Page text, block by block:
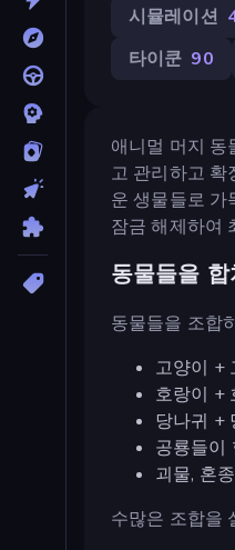
시뮬레이션
타이쿤 90
애니멀 머지 동
고 관리하고 확
운 생물들로 가
잠금 해제하여
동물들을
동물들을 조합
고양이 +
호랑이 +
당나귀 +
공룡들이
괴물, 혼
수많은 조합을